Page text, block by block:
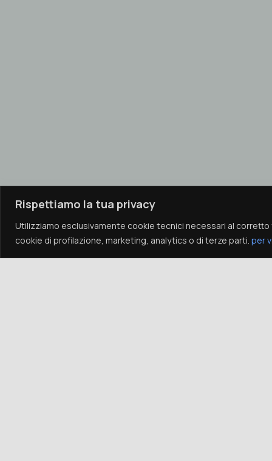
Rispettiamo la tua privacy
Utilizziamo esclusivamente cookie tecnici necessari al
cookie di profilazione, marketing, analytics o di terze parti. per